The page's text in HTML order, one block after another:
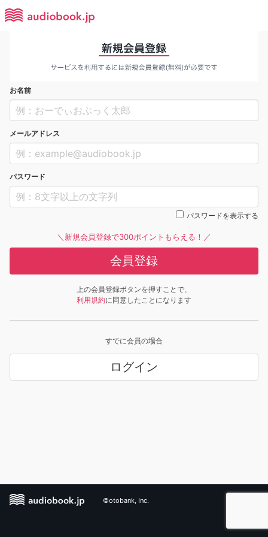
お名前
メールアドレス
パスワード
パスワードを表示する
＼新規会員登録で300ポイントもらえる！／
会員登録
上の会員登録ボタンを押すことで、
利用規約に同意したことになります
すでに会員の場合
ログイン
©otobank, Inc.